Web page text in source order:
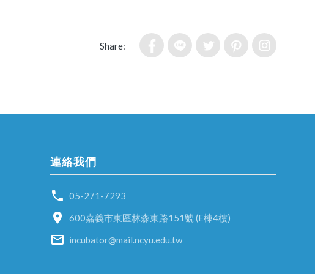
Share:
連絡我們
05-271-7293
600嘉義市東區林森東路151號 (E棟4樓)
incubator@mail.ncyu.edu.tw